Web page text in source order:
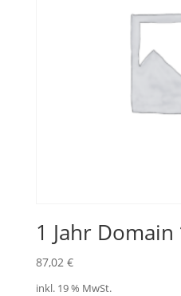
1 Jahr Domain
87,02 €
inkl. 19 % MwSt.